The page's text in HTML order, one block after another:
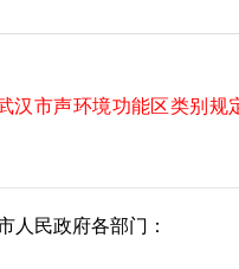
武汉市声环境功能区类别规
人民政府各部门：